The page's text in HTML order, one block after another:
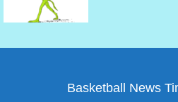
Basketball News